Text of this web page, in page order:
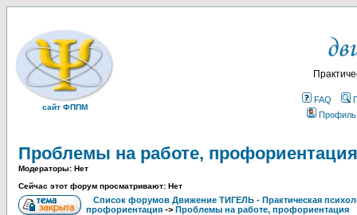
сайт ФППМ
FAQ
Профиль
Проблемы на работе, профориентация
Модераторы: Нет
Сейчас этот форум просматривают: Нет
Список форумов Движение ТИГЕЛЬ - Практическая
профориентация -> Проблемы на работе, профориентация